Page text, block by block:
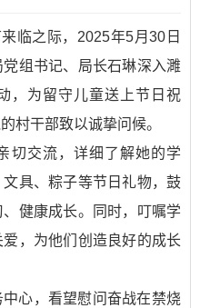
临之际，2025年5月30日
党组书记、局长石琳深入濉
，为留守儿童送上节日祝
村干部致以诚挚问候。
切交流，详细了解她的学
具、粽子等节日礼物，鼓
健康成长。同时，叮嘱学
，为他们创造良好的成长
心，看望慰问奋战在禁烧